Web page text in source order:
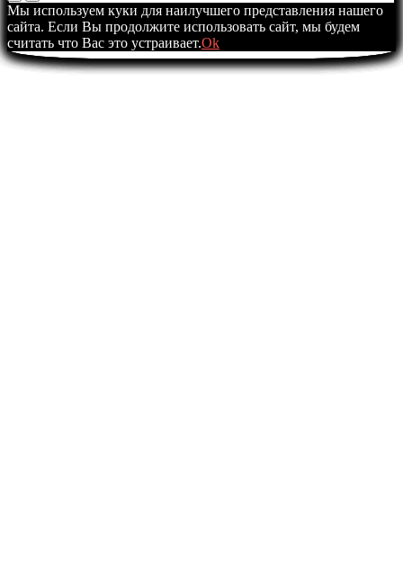
Мы используем куки для наилучшего представления нашего
сайта. Если Вы продолжите использовать сайт, мы будем
считать что Вас это устраивает.Ok